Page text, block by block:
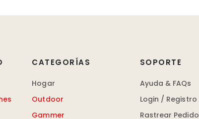
CATEGORÍAS
Hogar
Outdoor
Gammer
SOPORTE
Ayuda & FAQs
Login / Registro
Rastrear Pedido